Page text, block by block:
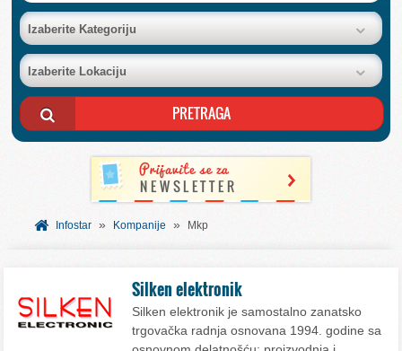
BAZA FIRMI
POSLOVNI OGLASI
AKCIJE I KATALOZI
BESPLATNI VAUČERI
SVET INFORMACIJA
Izaberite Kategoriju
Izaberite Lokaciju
Infostar » Kompanije » Mkp
Silken elektronik
Silken elektronik je samostalno zanatsko
trgovačka radnja osnovana 1994. godine sa